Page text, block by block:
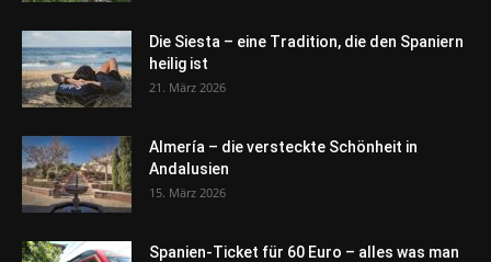
Die Siesta – eine Tradition, die den Spaniern
heilig ist
21. März 2026
Almería – die versteckte Schönheit in
Andalusien
15. März 2026
Spanien-Ticket für 60 Euro – alles was man